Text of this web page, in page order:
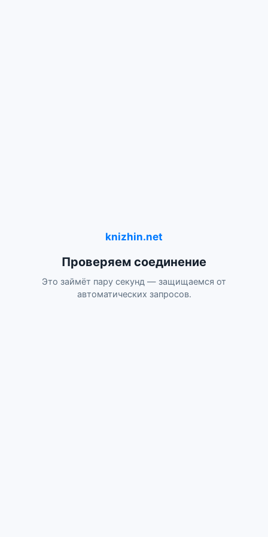
knizhin.net
Проверяем соединение
Это займёт пару секунд — защищаемся от
автоматических запросов.